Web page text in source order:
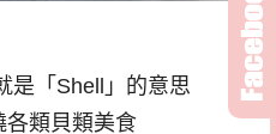
是「Shell」的意思
各類貝類美食